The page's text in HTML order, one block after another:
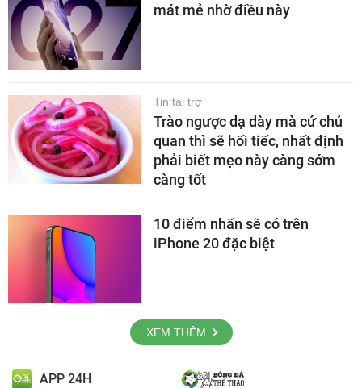
mát mẻ nhờ điều này
Tin tài trợ
Trào ngược dạ dày mà cứ chủ
quan thì sẽ hối tiếc, nhất định
phải biết mẹo này càng sớm
càng tốt
10 điểm nhấn sẽ có trên
iPhone 20 đặc biệt
XEM THÊM
APP 24H